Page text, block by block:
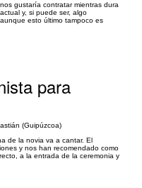
gustaría contratar mientras dura
y, si puede ser, algo
esto último tampoco es
para
(Guipúzcoa)
de la novia va a cantar. El
y nos han recomendado como
a la entrada de la ceremonia y